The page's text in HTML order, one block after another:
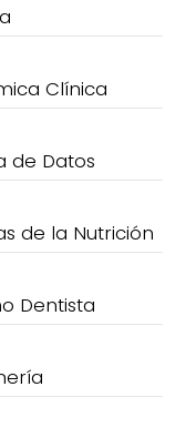
Clínica
de Datos
de la Nutrición
Dentista